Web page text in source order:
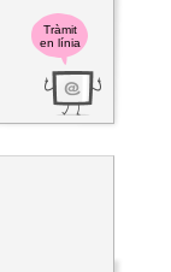
Tràmit
en línia